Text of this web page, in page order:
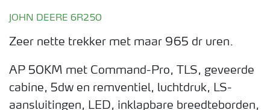
JOHN DEERE 6R250
Zeer nette trekker met maar 965 dr uren.
AP 50KM met Command-Pro, TLS, geveerde
cabine, 5dw en remventiel, luchtdruk, LS-
aansluitingen, LED, inklapbare breedteborden,